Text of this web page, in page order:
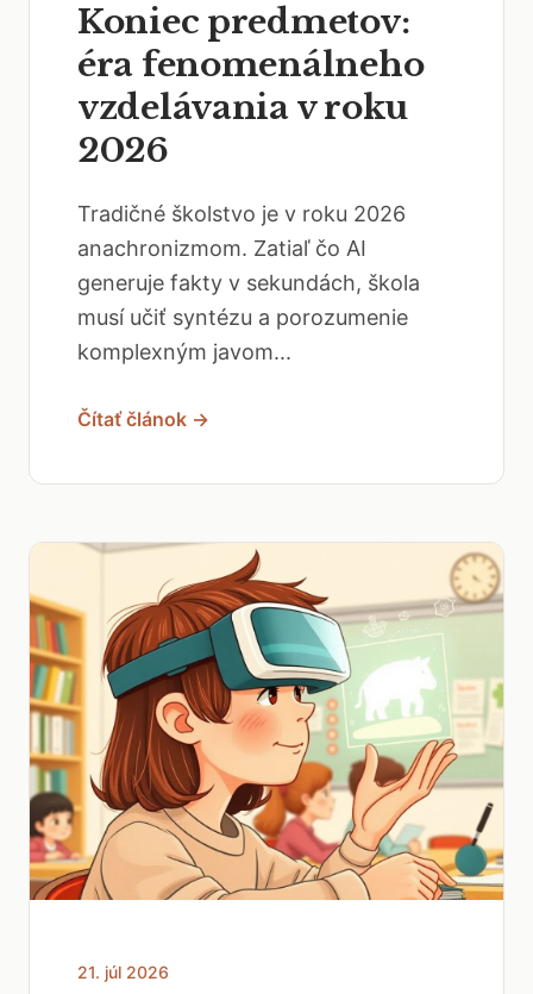
Koniec predmetov:
éra fenomenálneho
vzdelávania v roku
2026
Tradičné školstvo je v roku 2026
anachronizmom. Zatiaľ čo AI
generuje fakty v sekundách, škola
musí učiť syntézu a porozumenie
komplexným javom...
Čítať článok →
21. júl 2026